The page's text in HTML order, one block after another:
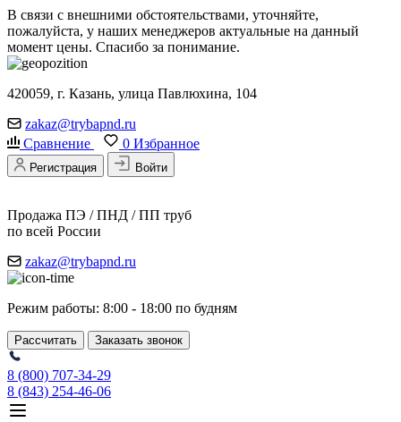
В связи с внешними обстоятельствами, уточняйте,
пожалуйста, у наших менеджеров актуальные на данный
момент цены. Спасибо за понимание.
420059, г. Казань, улица Павлюхина, 104
zakaz@trybapnd.ru
Сравнение
0 Избранное
Регистрация Войти
Продажа ПЭ / ПНД / ПП труб
по всей России
zakaz@trybapnd.ru
Режим работы: 8:00 - 18:00 по будням
Рассчитать Заказать звонок
8 (800) 707-34-29
8 (843) 254-46-06